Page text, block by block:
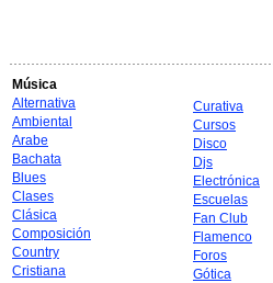
Música
Alternativa
Ambiental
Arabe
Bachata
Blues
Clases
Clásica
Composición
Country
Cristiana
Curativa
Cursos
Disco
Djs
Electrónica
Escuelas
Fan Club
Flamenco
Foros
Gótica